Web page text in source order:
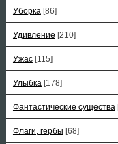
Уборка [86]
Удивление [210]
Ужас [115]
Улыбка [178]
Фантастические существа
Флаги, гербы [68]